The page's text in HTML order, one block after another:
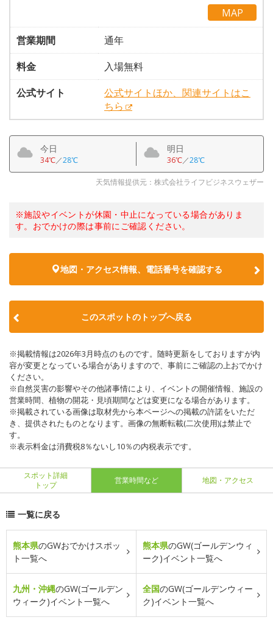
MAP
営業期間
通年
料金
入場無料
公式サイト
公式サイトほか、関連サイトはこ
ちら
今日
34℃／28℃
明日
36℃／28℃
天気情報提供元：株式会社ライフビジネスウェザー
※施設やイベントが休園・中止になっている場合がありま
す。おでかけの際は事前にご確認ください。
地図・アクセス情報、電話番号を確認する
このスポットのトップへ戻る
※掲載情報は2026年3月時点のものです。随時更新をしておりますが内
容が変更となっている場合がありますので、事前にご確認の上おでかけ
ください。
※自然災害の影響やその他諸事情により、イベントの開催情報、施設の
営業時間、植物の開花・見頃期間などは変更になる場合があります。
※掲載されている画像は取材先から本ページへの掲載の許諾をいただ
き、提供されたものとなります。画像の無断転載(二次使用)は禁止で
す。
※表示料金は消費税8％ないし10％の内税表示です。
スポット詳細
トップ
営業時間など 地図・アクセス
一覧に戻る
熊本県のGWおでかけスポッ
ト一覧へ
熊本県のGW(ゴールデンウィ
ーク)イベント一覧へ
九州・沖縄のGW(ゴールデン
ウィーク)イベント一覧へ
全国のGW(ゴールデンウィー
ク)イベント一覧へ